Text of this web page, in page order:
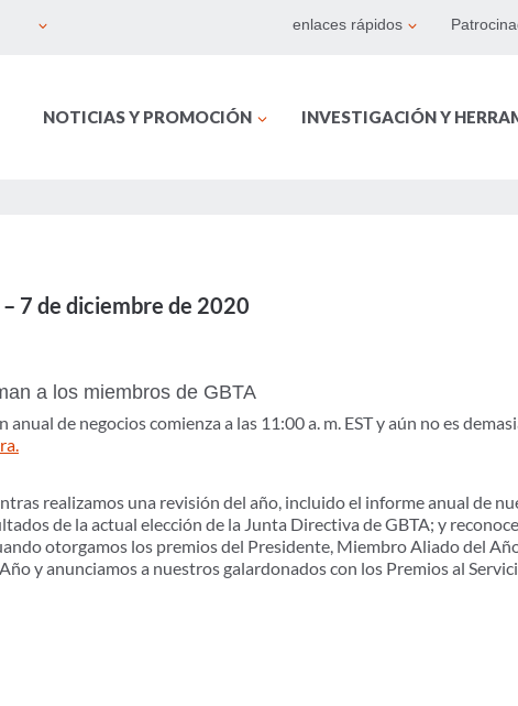
enlaces rápidos
NOTICIAS Y PROMOCIÓN INVESTIGACIÓN Y
7 de diciembre de 2020
a los miembros de GBTA
de negocios comienza a las 11:00 a. m. EST y aún no es
realizamos una revisión del año, incluido el informe anual de
de la actual elección de la Junta Directiva de GBTA; y
otorgamos los premios del Presidente, Miembro Aliado del
y anunciamos a nuestros galardonados con los Premios al